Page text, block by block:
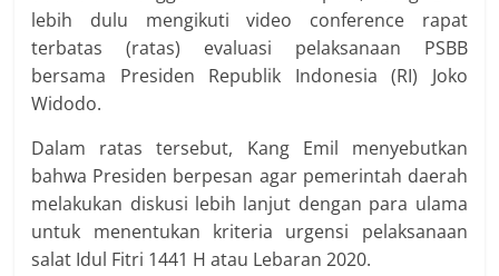
lebih dulu mengikuti video conference rapat
terbatas (ratas) evaluasi pelaksanaan PSBB
bersama Presiden Republik Indonesia (RI) Joko
Widodo.
Dalam ratas tersebut, Kang Emil menyebutkan
bahwa Presiden berpesan agar pemerintah daerah
melakukan diskusi lebih lanjut dengan para ulama
untuk menentukan kriteria urgensi pelaksanaan
salat Idul Fitri 1441 H atau Lebaran 2020.